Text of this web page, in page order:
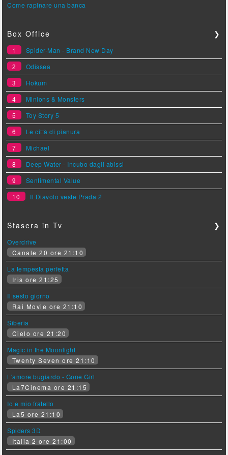
Come rapinare una banca
Box Office ❯
1
Spider-Man - Brand New Day
2
Odissea
3
Hokum
4
Minions & Monsters
5
Toy Story 5
6
Le città di pianura
7
Michael
8
Deep Water - Incubo dagli abissi
9
Sentimental Value
10
Il Diavolo veste Prada 2
Stasera in Tv ❯
Overdrive
Canale 20 ore 21:10
La tempesta perfetta
Iris ore 21:25
Il sesto giorno
Rai Movie ore 21:10
Siberia
Cielo ore 21:20
Magic in the Moonlight
Twenty Seven ore 21:10
L'amore bugiardo - Gone Girl
La7Cinema ore 21:15
Io e mio fratello
La5 ore 21:10
Spiders 3D
Italia 2 ore 21:00